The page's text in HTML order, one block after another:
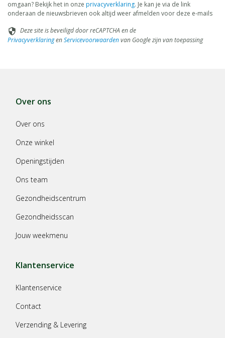
omgaan? Bekijk het in onze privacyverklaring. Je kan je via de link
onderaan de nieuwsbrieven ook altijd weer afmelden voor deze e-mails
security Deze site is beveiligd door reCAPTCHA en de
PrivacyverklaringenServicevoorwaardenvan Google zijn van toepassing
Over ons
Over ons
Onze winkel
Openingstijden
Ons team
Gezondheidscentrum
Gezondheidsscan
Jouw weekmenu
Klantenservice
Klantenservice
Contact
Verzending & Levering